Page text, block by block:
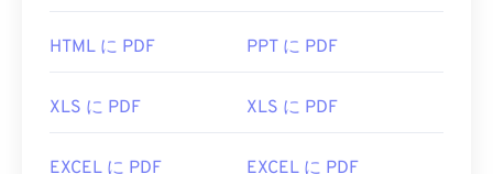
ラットフォームで動作するXnView MP
なファイル形式に簡単に変換できます。ただし、ほ
AdobeはPDF標準を開発し、そのプログラムは間違
いなく最も
人気のある無料PDFリーダー
ない、あるいは使いたくない機能がたくさん含まれ
す。
HTML に PDF PPT に PDF
XLS に PDF XLS に PDF
EXCEL に PDF EXCEL に PDF